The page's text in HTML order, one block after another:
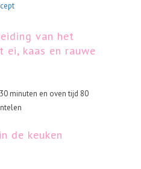
van het
ei, kaas en rauwe
minuten en oven tijd 80
de keuken